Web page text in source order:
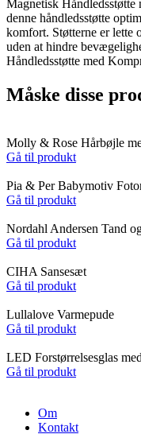
Magnetisk
denne håndledsstøtte
komfort. Støtterne er lette
uden at hindre
Håndledsstøtte med
Måske disse
Molly & Rose Hårbøjle
Gå til produkt
Pia & Per Babymotiv
Gå til produkt
Nordahl Andersen Tand
Gå til produkt
CIHA Sansesæt
Gå til produkt
Lullalove Varmepude
Gå til produkt
LED Forstørrelsesglas
Gå til produkt
Om
Kontakt